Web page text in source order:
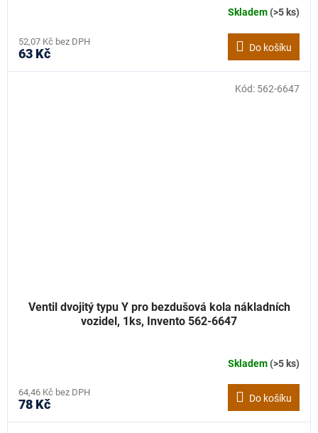
Skladem(>5 ks)
52,07 Kč bez DPH
63 Kč Do košíku
Ventil dvojitý typu Y pro bezdušová kola nákladních
vozidel, 1ks, Invento 562-6647
Skladem(>5 ks)
64,46 Kč bez DPH
78 Kč Do košíku
Kód: 562-6647